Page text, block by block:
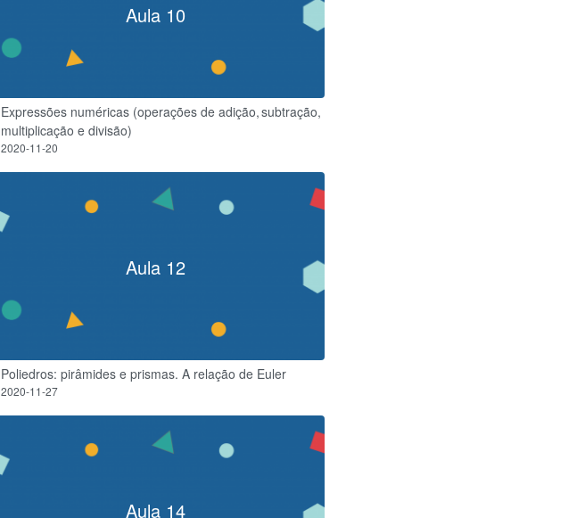
Aula 10
Expressões numéricas (operações de adição, subtração,
multiplicação e divisão)
2020-11-20
Aula 12
Poliedros: pirâmides e prismas. A relação de Euler
2020-11-27
Aula 14